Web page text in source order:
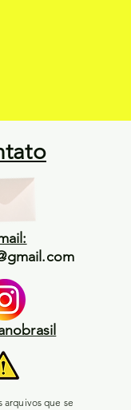
arquivos que se